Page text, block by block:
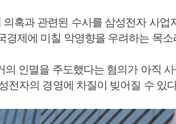
혹과 관련된 수사를 삼성전자 사업
경제에 미칠 악영향을 우려하는 목
인멸을 주도했다는 혐의가 아직
전자의 경영에 차질이 빚어질 수 있